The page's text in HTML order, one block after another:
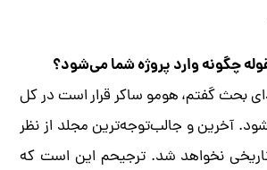
چگونه وارد پروژه شما می‌شود؟
بحث گفتم، هومو ساکر قرار است در کل
آخرین و جالب‌توجه‌ترین مجلد از نظر
نخواهد شد. ترجیحم این است که